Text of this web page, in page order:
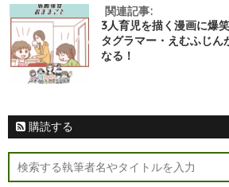
関連記事:
3人育児を描く漫画に爆
タグラマー・えむふじん
なる！
購読する